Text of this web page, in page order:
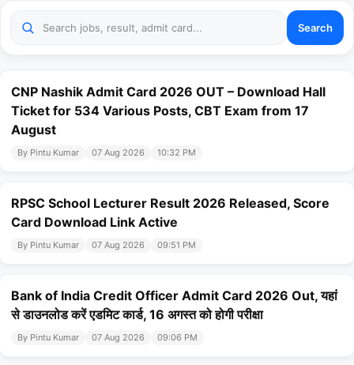
Search
CNP Nashik Admit Card 2026 OUT – Download Hall
Ticket for 534 Various Posts, CBT Exam from 17
August
By Pintu Kumar 07 Aug 2026 10:32 PM
RPSC School Lecturer Result 2026 Released, Score
Card Download Link Active
By Pintu Kumar 07 Aug 2026 09:51 PM
Bank of India Credit Officer Admit Card 2026 Out, यहां
से डाउनलोड करें एडमिट कार्ड, 16 अगस्त को होगी परीक्षा
By Pintu Kumar 07 Aug 2026 09:06 PM